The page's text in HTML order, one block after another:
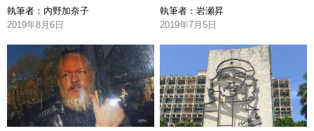
執筆者： 内野加奈子
2019年8月6日
執筆者：岩瀬昇
2019年7月5日